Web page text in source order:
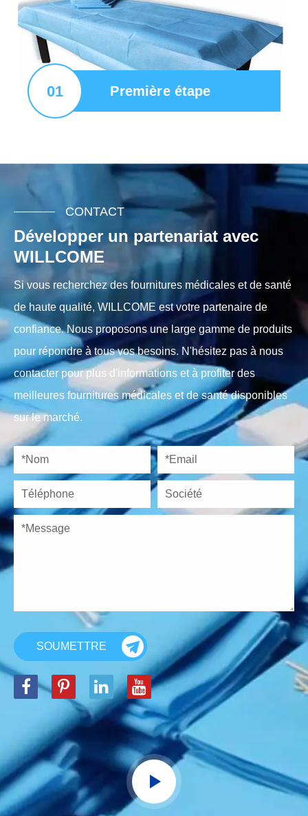
01 Première étape
CONTACT
Développer un partenariat avec
WILLCOME
Si vous recherchez des fournitures médicales et de santé
de haute qualité, WILLCOME est votre partenaire de
confiance. Nous proposons une large gamme de produits
pour répondre à tous vos besoins. N'hésitez pas à nous
contacter pour plus d'informations et à profiter des
meilleures fournitures médicales et de santé disponibles
sur le marché.
SOUMETTRE